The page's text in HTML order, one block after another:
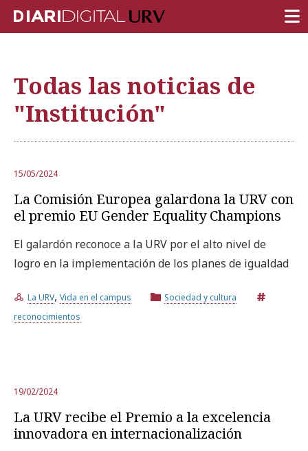
INVESTIGACIÓN
DOCENCIA
INSTITUCIÓN
VIDA EN EL CAMPUS
COMUNIDAD URV
Ámbitos universitarios
Suscríbete a los boletines electrónicos de la URV
Todas las noticias de
"Institución"
15/05/2024
La Comisión Europea galardona la URV con
el premio EU Gender Equality Champions
El galardón reconoce a la URV por el alto nivel de
logro en la implementación de los planes de igualdad
La URV, Vida en el campus
Sociedad y cultura
reconocimientos
19/02/2024
La URV recibe el Premio a la excelencia
innovadora en internacionalización